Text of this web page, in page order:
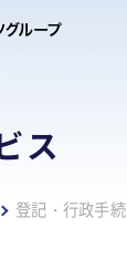
ス
登記・行政手続